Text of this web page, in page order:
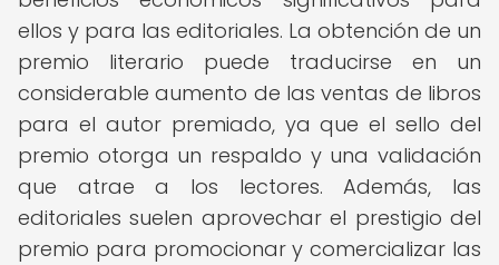
ellos y para las editoriales. La obtención de un
premio literario puede traducirse en un
considerable aumento de las ventas de libros
para el autor premiado, ya que el sello del
premio otorga un respaldo y una validación
que atrae a los lectores. Además, las
editoriales suelen aprovechar el prestigio del
premio para promocionar y comercializar las